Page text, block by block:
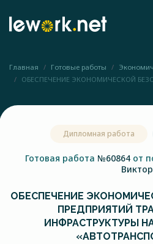
Главная Готовые работы
ОБЕСПЕЧЕНИЕ ЭКОНОМИЧЕСКОЙ
Дипломная работа
Готовая работа №60864 от
Виктор
ОБЕСПЕЧЕНИЕ
ПРЕДПРИЯТИЙ
ИНФРАСТРУКТУРЫ